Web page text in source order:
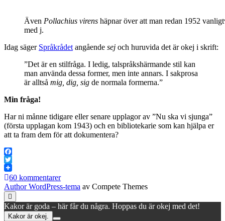
Även Pollachius virens häpnar över att man redan 1952
med j.
Idag säger Språkrådet angående sej och huruvida det är okej i skrift:
”Det är en stilfråga. I ledig, talspråkshärmande stil kan
man använda dessa former, men inte annars. I sakprosa
är alltså mig, dig, sig de normala formerna.”
Min fråga!
Har ni månne tidigare eller senare upplagor av ”Nu ska vi sjunga”
(första upplagan kom 1943) och en bibliotekarie som kan hjälpa er
att ta fram dem för att dokumentera?
Facebook
Twitter
60 kommentarer
Author WordPress-tema av Compete Themes
Rulla
till
toppen
Kakor är goda – här får du några. Hoppas du är okej med det!
Kakor är okej.